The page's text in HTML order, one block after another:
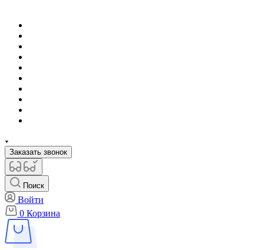
Заказать звонок
Поиск
Войти
0 Корзина